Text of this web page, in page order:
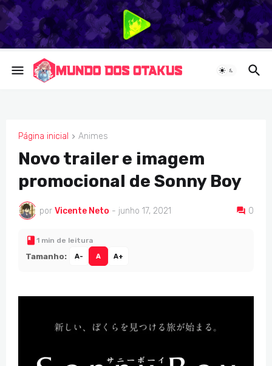
Página inicial Animes
ANIMES
Novo trailer e imagem
promocional de Sonny Boy
por Vicente Neto - junho 17, 2021 0
1 min de leitura
Tamanho: A- A A+